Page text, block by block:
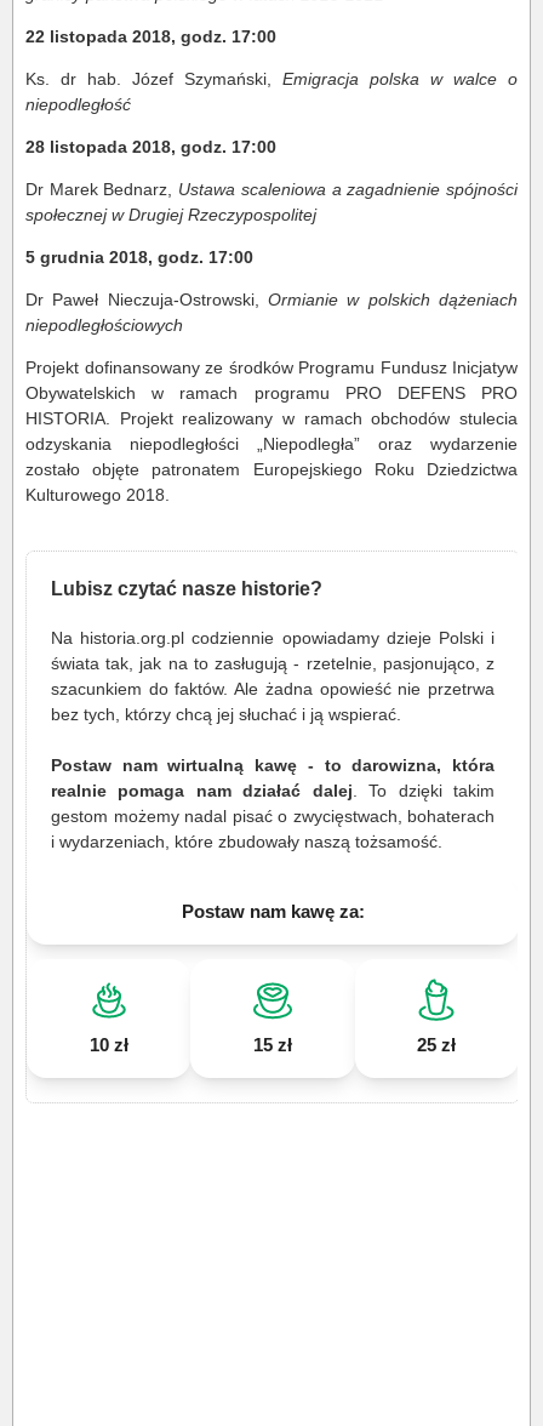
22 listopada 2018, godz. 17:00
Ks. dr hab. Józef Szymański, Emigracja polska w walce o
niepodległość
28 listopada 2018, godz. 17:00
Dr Marek Bednarz, Ustawa scaleniowa a zagadnienie spójności
społecznej w Drugiej Rzeczypospolitej
5 grudnia 2018, godz. 17:00
Dr Paweł Nieczuja-Ostrowski, Ormianie w polskich dążeniach
niepodległościowych
Projekt dofinansowany ze środków Programu Fundusz Inicjatyw
Obywatelskich w ramach programu PRO DEFENS PRO
HISTORIA. Projekt realizowany w ramach obchodów stulecia
odzyskania niepodległości „Niepodległa” oraz wydarzenie
zostało objęte patronatem Europejskiego Roku Dziedzictwa
Kulturowego 2018.
Lubisz czytać nasze historie?
Na historia.org.pl codziennie opowiadamy dzieje Polski i
świata tak, jak na to zasługują - rzetelnie, pasjonująco, z
szacunkiem do faktów. Ale żadna opowieść nie przetrwa
bez tych, którzy chcą jej słuchać i ją wspierać.
Postaw nam wirtualną kawę - to darowizna, która
realnie pomaga nam działać dalej . To dzięki takim
gestom możemy nadal pisać o zwycięstwach, bohaterach
i wydarzeniach, które zbudowały naszą tożsamość.
Postaw nam kawę za:
10 zł 15 zł 25 zł